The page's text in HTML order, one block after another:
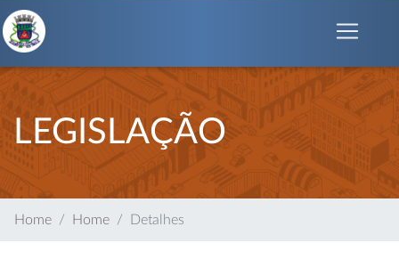
LEGISLAÇÃO
Home Home Detalhes